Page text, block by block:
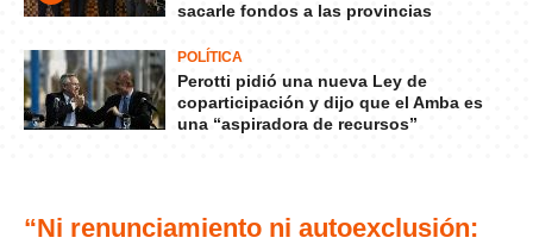
sacarle fondos a las provincias
POLÍTICA
Perotti pidió una nueva Ley de
coparticipación y dijo que el Amba es
una “aspiradora de recursos”
“Ni renunciamiento ni autoexclusión: